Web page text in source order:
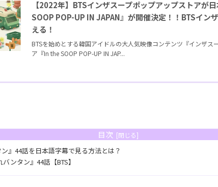
【2022年】BTSインザスープポップアップストアが
SOOP POP-UP IN JAPAN』が開催決定！！BTSイン
える！
BTSを始めとする韓国アイドルの大人気映像コンテンツ『インザス
ア『In the SOOP POP-UP IN JAP...
目次
ン』44話を日本語字幕で見る方法とは？
ンタン』44話【BTS】